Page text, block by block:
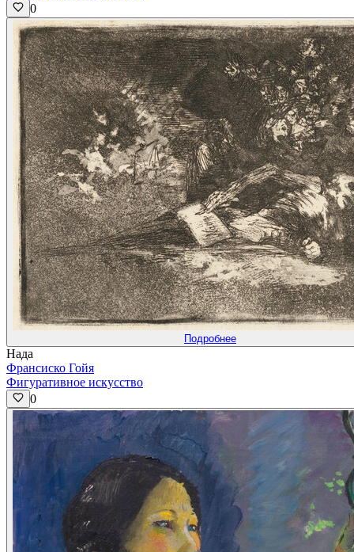
0
Подробнее
Нада
Франсиско Гойя
Фигуративное искусство
0